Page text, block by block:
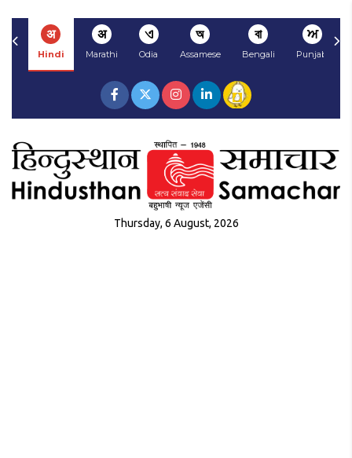
अ
Hindi
अ
Marathi
ଏ
Odia
অ
Assamese
বা
Bengali
ਅ
Punjabi
Thursday, 6 August, 2026